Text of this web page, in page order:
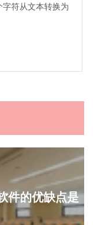
符从文本转换为
件的优缺点是